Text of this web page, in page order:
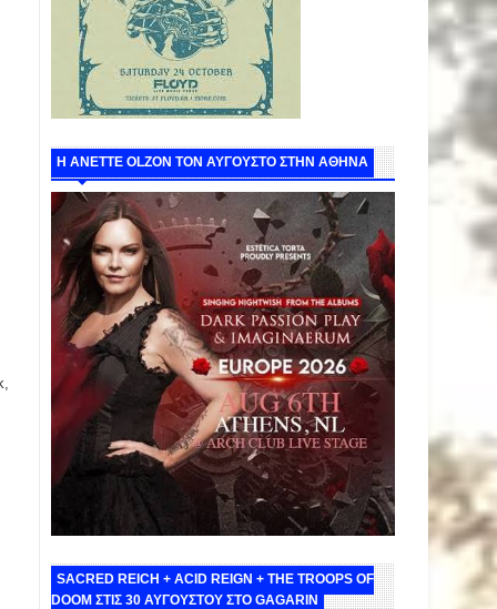
Η ANETTE OLZON ΤΟΝ ΑΥΓΟΥΣΤΟ ΣΤΗΝ ΑΘΗΝΑ
SACRED REICH + ACID REIGN + THE TROOPS OF
DOOM ΣΤΙΣ 30 ΑΥΓΟΥΣΤΟΥ ΣΤΟ GAGARIN